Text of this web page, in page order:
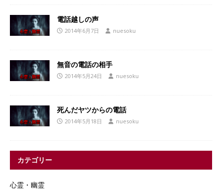
電話越しの声
2014年6月7日 nuesoku
無音の電話の相手
2014年5月24日 nuesoku
死んだヤツからの電話
2014年5月18日 nuesoku
カテゴリー
心霊・幽霊